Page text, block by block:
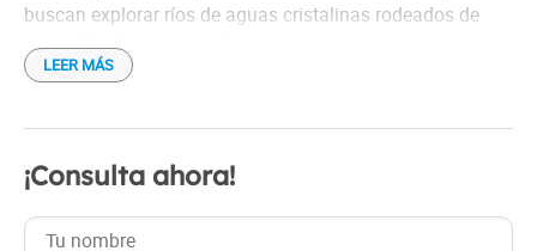
buscan explorar ríos de aguas cristalinas rodeados de
montañas, bosques y glaciares.
por ríos como el Corcovado, famoso por su mezcla de
tramos emocionantes y zonas más tranquilas, perfectas
para admirar la flora y fauna de la región. El entorno se
complementa con vistas a los Andes y la atmósfera
serena que caracteriza a esta ciudad.
LEER MÁS
¡Consulta ahora!